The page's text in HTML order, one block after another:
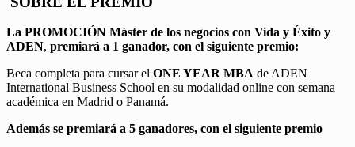
La PROMOCIÓN Máster de los negocios con Vida y Éxito y
ADEN, premiará a 1 ganador, con el siguiente premio:
Beca completa para cursar el ONE YEAR MBA de ADEN
International Business School en su modalidad online con semana
académica en Madrid o Panamá.
Además se premiará a 5 ganadores, con el siguiente premio